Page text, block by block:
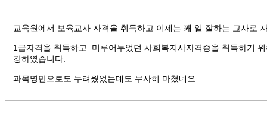
교육원에서 보육교사 자격을 취득하고 이제는 꽤 일 잘하는 교사로
1급자격을 취득하고 미루어두었던 사회복지사자격증을 취득하기
강하였습니다.
과목명만으로도 두려웠었는데도 무사히 마쳤네요.